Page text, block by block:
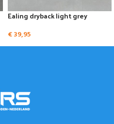
Ealing dryback light grey
€39,95